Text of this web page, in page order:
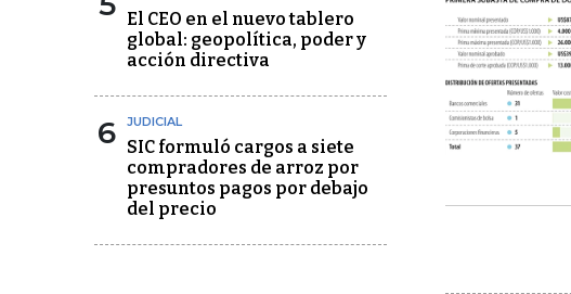
El CEO en el nuevo tablero
global: geopolítica, poder y
acción directiva
6 JUDICIAL
SIC formuló cargos a siete
compradores de arroz por
presuntos pagos por debajo
del precio